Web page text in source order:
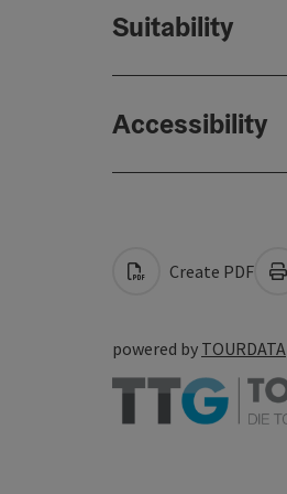
Suitability
Accessibility
Create PDF
powered by TOURDATA